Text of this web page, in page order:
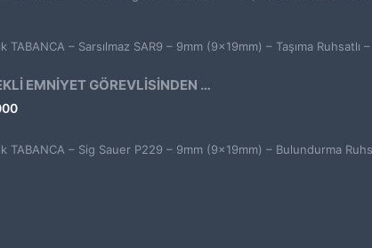
EMEKLİ EMNİYET GÖREVLİSİNDEN ATMACA 53 KLASİK14